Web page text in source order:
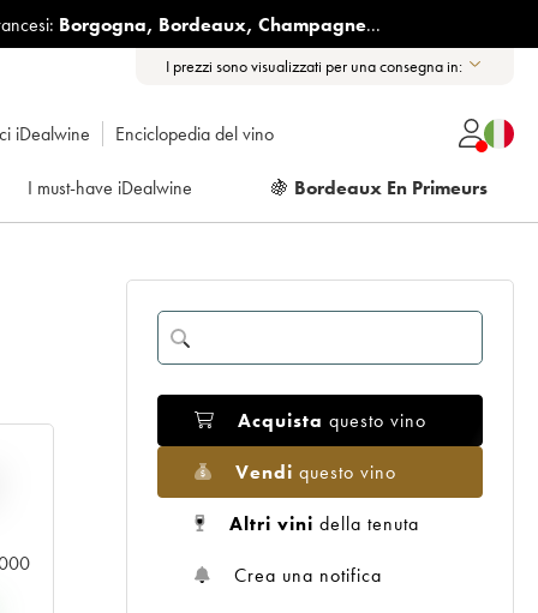
Borgogna, Bordeaux, Champagne...
I prezzi sono visualizzati per una consegna in:
iDealwine Enciclopedia del vino
I must-have iDealwine 🍇 Bordeaux En Primeurs
Acquista questo vino
Vendi questo vino
Altri vini della tenuta
Crea una notifica